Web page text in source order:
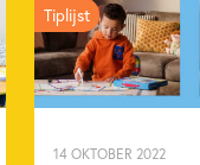
14 OKTOBER 2022
Tiplijst